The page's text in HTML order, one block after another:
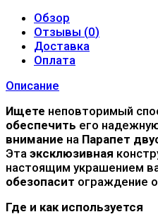
Обзор
Отзывы (0)
Доставка
Оплата
Описание
Ищете неповторимый
обеспечить его
внимание на Парапет
Эта эксклюзивная
настоящим украшением
обезопасит ограждение
Где и как используется